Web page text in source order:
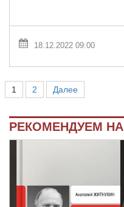
18.12.2022 09:00
1 2 Далее
РЕКОМЕНДУЕМ